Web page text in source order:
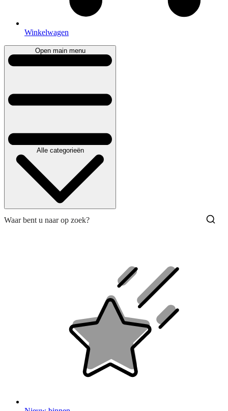
Winkelwagen
Open main menu
Alle categorieën